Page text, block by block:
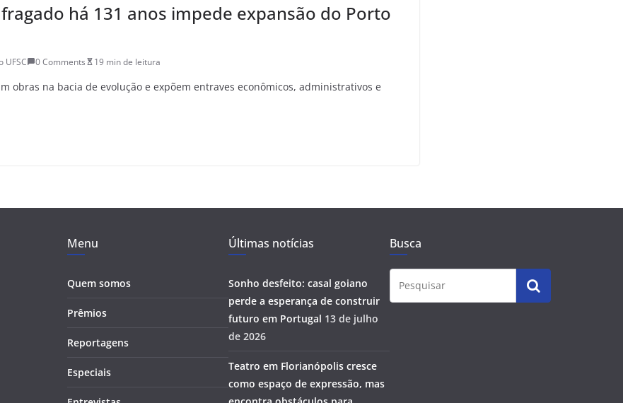
há 131 anos impede expansão do Porto
UFSC 0 Comments 19 min de leitura
obras na bacia de evolução e expõem entraves econômicos, administrativos e
Menu
Quem somos
Prêmios
Reportagens
Especiais
Últimas notícias
Sonho desfeito: casal goiano
perde a esperança de construir
futuro em Portugal 13 de julho
de 2026
Teatro em Florianópolis cresce
como espaço de expressão, mas
Busca